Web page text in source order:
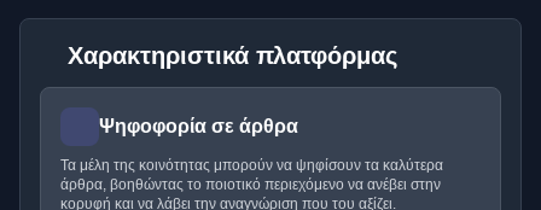
Χαρακτηριστικά πλατφόρμας
Ψηφοφορία σε άρθρα
Τα μέλη της κοινότητας μπορούν να ψηφίσουν τα καλύτερα
άρθρα, βοηθώντας το ποιοτικό περιεχόμενο να ανέβει στην
κορυφή και να λάβει την αναγνώριση που του αξίζει.